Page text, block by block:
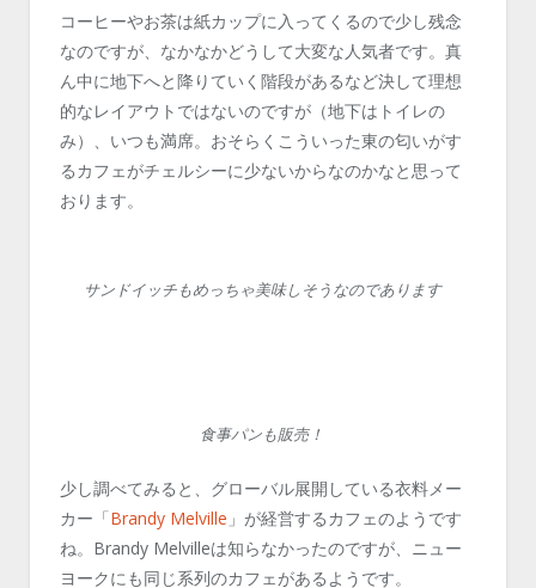
コーヒーやお茶は紙カップに入ってくるので少し残念
なのですが、なかなかどうして大変な人気者です。真
ん中に地下へと降りていく階段があるなど決して理想
的なレイアウトではないのですが（地下はトイレの
み）、いつも満席。おそらくこういった東の匂いがす
るカフェがチェルシーに少ないからなのかなと思って
おります。
サンドイッチもめっちゃ美味しそうなのであります
食事パンも販売！
少し調べてみると、グローバル展開している衣料メー
カー「Brandy Melville 」が経営するカフェのようです
ね。Brandy Melvilleは知らなかったのですが、ニュー
ヨークにも同じ系列のカフェがあるようです。